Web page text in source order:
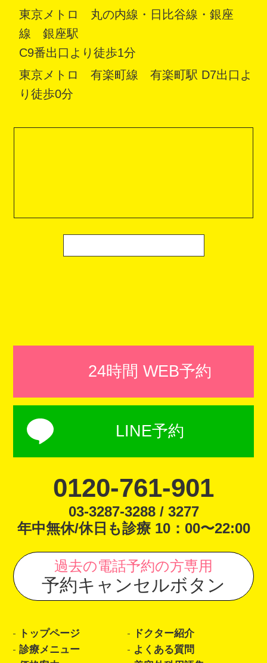
東京メトロ 丸の内線・日比谷線・銀座
線 銀座駅
C9番出口より徒歩1分
東京メトロ 有楽町線 有楽町駅 D7出口よ
り徒歩0分
24時間 WEB予約
LINE予約
0120-761-901
03-3287-3288 / 3277
年中無休/休日も診療 10：00〜22:00
過去の電話予約の方専用
予約キャンセルボタン
トップページ
ドクター紹介
診療メニュー
よくある質問